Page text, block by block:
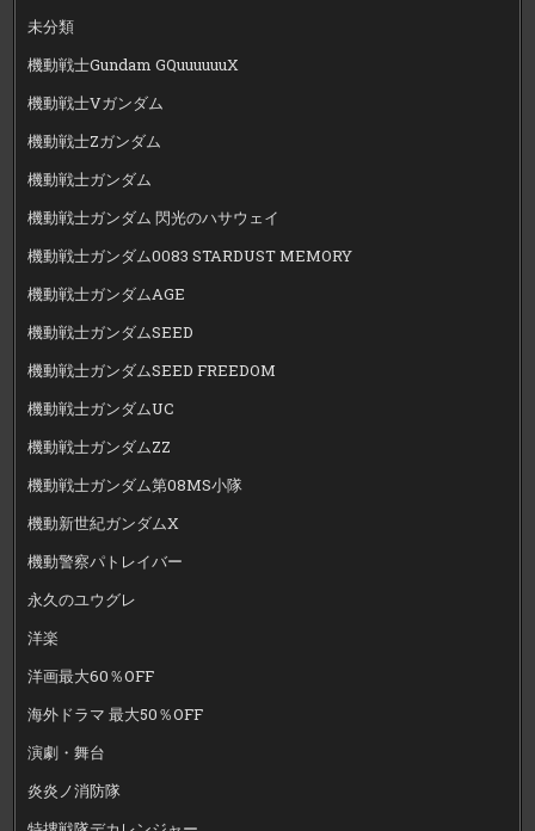
未分類
機動戦士Gundam GQuuuuuuX
機動戦士Vガンダム
機動戦士Zガンダム
機動戦士ガンダム
機動戦士ガンダム 閃光のハサウェイ
機動戦士ガンダム0083 STARDUST MEMORY
機動戦士ガンダムAGE
機動戦士ガンダムSEED
機動戦士ガンダムSEED FREEDOM
機動戦士ガンダムUC
機動戦士ガンダムZZ
機動戦士ガンダム第08MS小隊
機動新世紀ガンダムX
機動警察パトレイバー
永久のユウグレ
洋楽
洋画最大60％OFF
海外ドラマ 最大50％OFF
演劇・舞台
炎炎ノ消防隊